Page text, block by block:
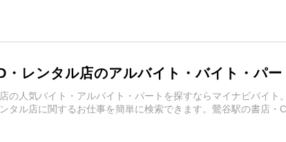
・レンタル店のアルバイト・バイト・パー
の人気バイト・アルバイト・パートを探すならマイナビバイ
タル店に関するお仕事を簡単に検索できます。鶯谷駅の書店